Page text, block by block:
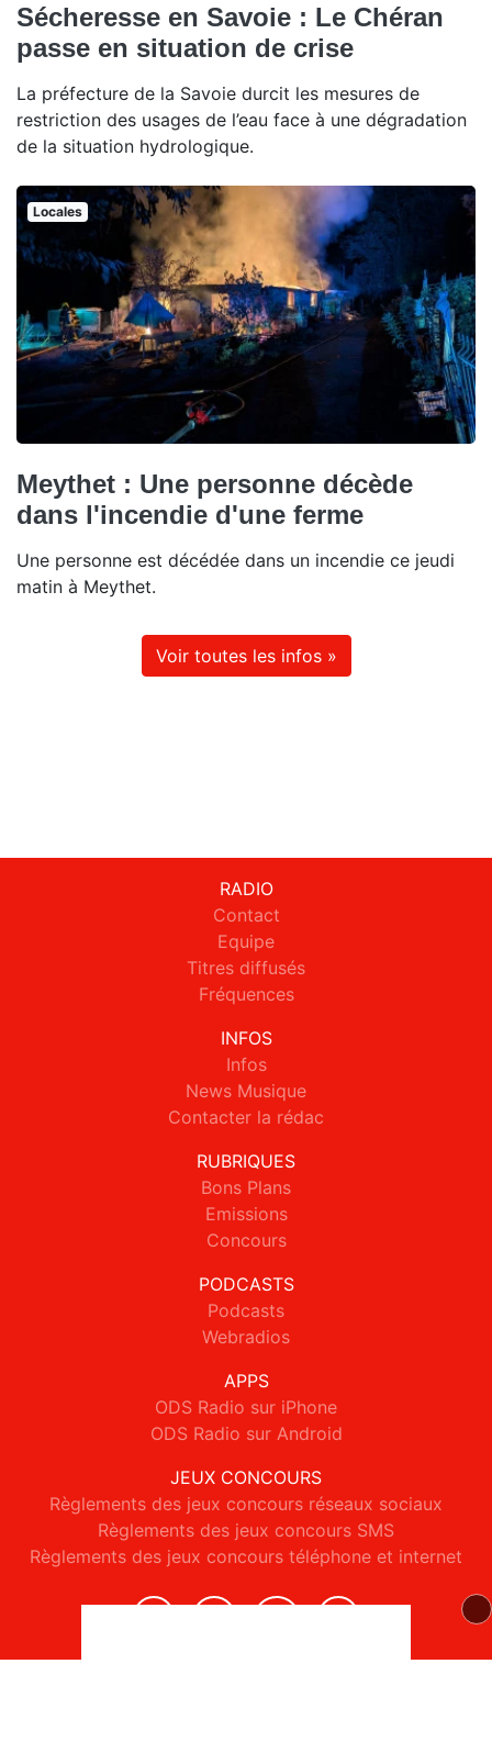
Sécheresse en Savoie : Le Chéran
passe en situation de crise
La préfecture de la Savoie durcit les mesures de
restriction des usages de l’eau face à une dégradation
de la situation hydrologique.
Locales
Meythet : Une personne décède
dans l'incendie d'une ferme
Une personne est décédée dans un incendie ce jeudi
matin à Meythet.
Voir toutes les infos »
RADIO
Contact
Equipe
Titres diffusés
Fréquences
INFOS
Infos
News Musique
Contacter la rédac
RUBRIQUES
Bons Plans
Emissions
Concours
PODCASTS
Podcasts
Webradios
APPS
ODS Radio sur iPhone
ODS Radio sur Android
JEUX CONCOURS
Règlements des jeux concours réseaux sociaux
Règlements des jeux concours SMS
Règlements des jeux concours téléphone et internet